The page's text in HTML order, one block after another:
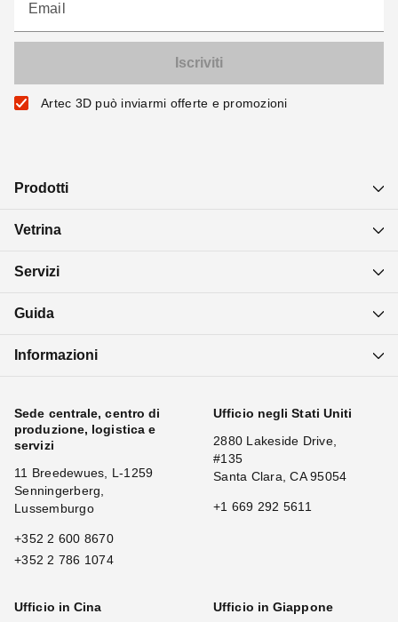
Email
Artec 3D può inviarmi offerte e promozioni
Prodotti
Vetrina
Servizi
Guida
Informazioni
Sede centrale, centro di
produzione, logistica e
servizi
11 Breedewues, L-1259
Senningerberg,
Lussemburgo
+352 2 600 8670
+352 2 786 1074
Ufficio negli Stati Uniti
2880 Lakeside Drive,
#135
Santa Clara, CA 95054
+1 669 292 5611
Ufficio in Cina
Ufficio in Giappone